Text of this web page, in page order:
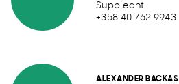
Suppleant
+358 40 762 9943
ALEXANDER BACKAS